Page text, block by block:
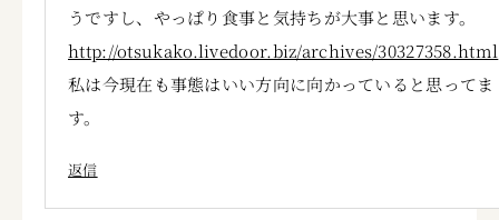
うですし、やっぱり食事と気持ちが大事と思います。
http://otsukako.livedoor.biz/archives/30327358.html
私は今現在も事態はいい方向に向かっていると思ってま
す。
返信